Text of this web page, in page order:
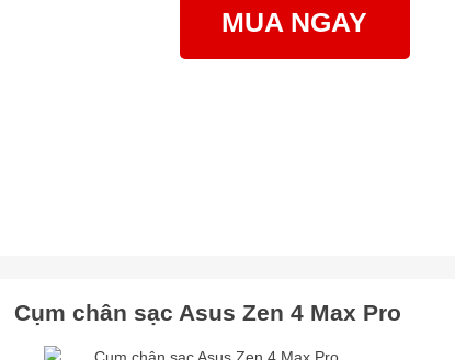
MUA NGAY
Cụm chân sạc Asus Zen 4 Max Pro